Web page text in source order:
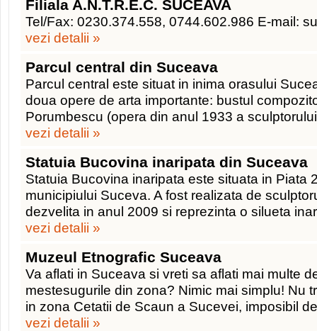
Filiala A.N.T.R.E.C. SUCEAVA
Tel/Fax: 0230.374.558, 0744.602.986 E-mail:
vezi detalii »
Parcul central din Suceava
Parcul central este situat in inima orasului
doua opere de arta importante: bustul
Porumbescu (opera din anul 1933 a
vezi detalii »
Statuia Bucovina inaripata din Suceava
Statuia Bucovina inaripata este situata in Piata
municipiului Suceva. A fost realizata de
dezvelita in anul 2009 si reprezinta o silueta inar
vezi detalii »
Muzeul Etnografic Suceava
Va aflati in Suceava si vreti sa aflati mai multe
mestesugurile din zona? Nimic mai simplu! Nu
in zona Cetatii de Scaun a Sucevei, imposibil
vezi detalii »